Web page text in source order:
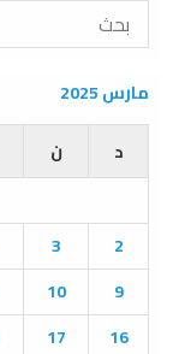
S
r
o
مارس 2025
د
ن
2
3
9
10
16
17